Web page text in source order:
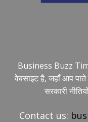
Business Buzz
वेबसाइट है, जहाँ आप
सरकारी
Contact us: